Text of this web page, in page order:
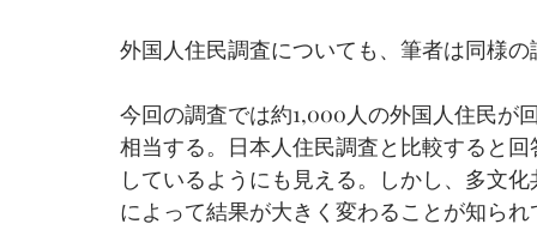
外国人住民調査についても、筆者は同様
今回の調査では約1,000人の外国人住民が
相当する。日本人住民調査と比較すると
しているようにも見える。しかし、多文
によって結果が大きく変わることが知られ